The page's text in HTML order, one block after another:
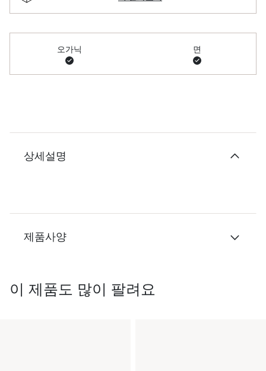
오가닉 면
상세설명
제품사양
이 제품도 많이 팔려요